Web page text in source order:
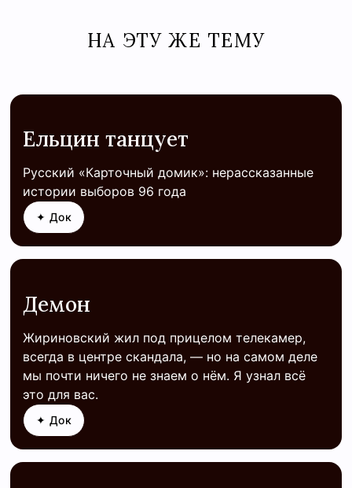
НА ЭТУ ЖЕ ТЕМУ
Ельцин танцует
Русский «Карточный домик»: нерассказанные
истории выборов 96 года
✦ Док
Демон
Жириновский жил под прицелом телекамер,
всегда в центре скандала, — но на самом деле
мы почти ничего не знаем о нём. Я узнал всё
это для вас.
✦ Док